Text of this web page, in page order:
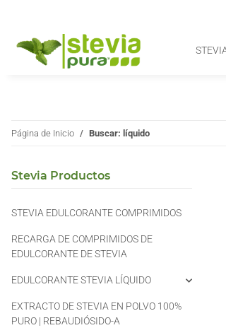
Página de Inicio Buscar: líquido
Stevia Productos
STEVIA EDULCORANTE COMPRIMIDOS
RECARGA DE COMPRIMIDOS DE
EDULCORANTE DE STEVIA
EDULCORANTE STEVIA LÍQUIDO
EXTRACTO DE STEVIA EN POLVO 100%
PURO | REBAUDIÓSIDO-A